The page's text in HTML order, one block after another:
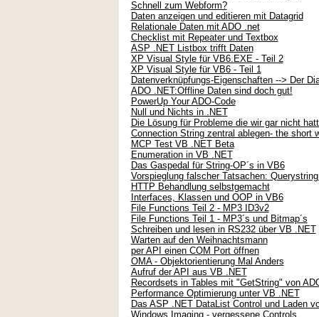
Schnell zum Webform?
Daten anzeigen und editieren mit Datagrid
Relationale Daten mit ADO .net
Checklist mit Repeater und Textbox
ASP .NET Listbox trifft Daten
XP Visual Style für VB6.EXE - Teil 2
XP Visual Style für VB6 - Teil 1
Datenverknüpfungs-Eigenschaften --> Der
ADO .NET:Offline Daten sind doch gut!
PowerUp Your ADO-Code
Null und Nichts in .NET
Die Lösung für Probleme die wir gar nicht
Connection String zentral ablegen- the short
MCP Test VB .NET Beta
Enumeration in VB .NET
Das Gaspedal für String-OP´s in VB6
Vorspieglung falscher Tatsachen:
HTTP Behandlung selbstgemacht
Interfaces, Klassen und OOP in VB6
File Functions Teil 2 - MP3 ID3v2
File Functions Teil 1 - MP3´s und Bitmap´s
Schreiben und lesen in RS232 über VB .NET
Warten auf den Weihnachtsmann
per API einen COM Port öffnen
OMA - Objektorientierung Mal Anders
Aufruf der API aus VB .NET
Recordsets in Tables mit "GetString" von
Performance Optimierung unter VB .NET
Das ASP .NET DataList Control und Laden
Windows Imaging - vergessene Controls